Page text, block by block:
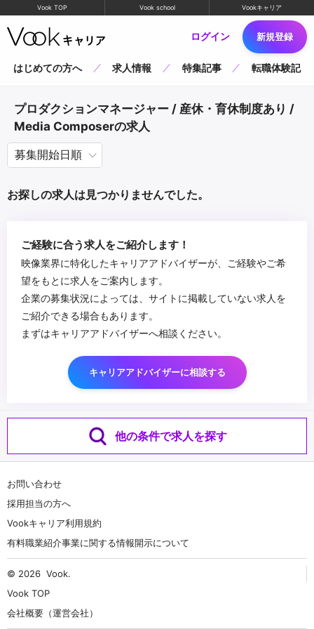
Vook TOP Vook school Vookキャリア
ログイン 新規登録
はじめての方へ 求人情報 特集記事 転職体験記
プロダクションマネージャー / 産休・育休制度あり /
Media Composerの求人
お探しの求人は見つかりませんでした。
ご経験に合う求人をご紹介します！
映像業界に特化したキャリアアドバイザーが、ご経験やご希
望をもとに求人をご案内します。
企業の募集状況によっては、サイトに掲載していない求人を
ご紹介できる場合もあります。
まずはキャリアアドバイザーへ相談ください。
キャリアアドバイザーに相談する
他の条件で求人を探す
お問い合わせ
採用担当の方へ
Vookキャリア利用規約
有料職業紹介事業に関する情報開示について
© 2026 Vook.
Vook TOP
会社概要（運営会社）